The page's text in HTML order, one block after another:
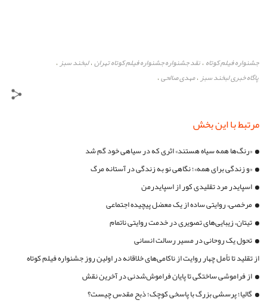
جشنواره فیلم کوتاه ،نقد جشنواره جشنواره فیلم کوتاه تهران،لبخند سبز،
پاگاه خبری لبخند سبز،مهدی صالحی،
مرتبط با این بخش
«رنگ‌ها همه سیاه هستند» اثری که در سیاهی خود گم شد
«و زندگی برای همه»؛ نگاهی نو به زندگی در آستانه مرگ
اسپایدر مرد تقلیدی کور از اسپایدرمن
مرخصی، روایتی ساده از یک معضل پیچیده اجتماعی
تیتان، زیبایی‌های تصویری در خدمت روایتی ناتمام
تحول یک روحانى در مسیر رسالت انسانى
از تقلید تا تأمل چهار روایت از ناکامی‌های خلاقانه در اولین روز جشنواره فیلم کوتاه
تهران
از فراموشی ساختگی تا پایان فراموش‌شدنی در آخرین نقش
گالیا؛ پرسشی بزرگ با پاسخی کوچک؛ ذبح مقدس چیست؟